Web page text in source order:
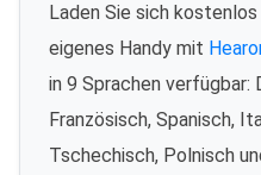
Laden Sie sich
eigenes Handy mit
in 9 Sprachen verfügbar:
Französisch, Spanisch,
Tschechisch, Polnisch